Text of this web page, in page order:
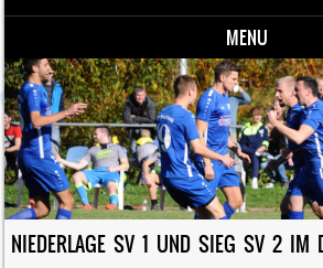
MENU
Skip to content
NIEDERLAGE SV 1 UND SIEG SV 2 IM